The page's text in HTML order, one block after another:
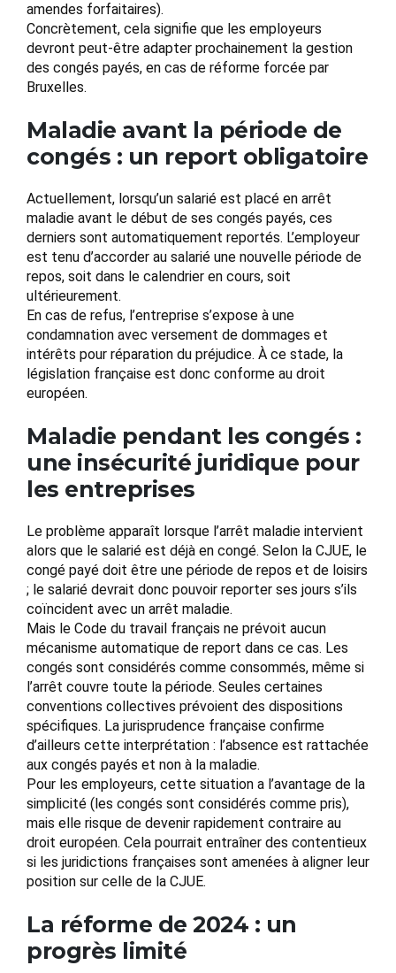
amendes forfaitaires).
Concrètement, cela signifie que les employeurs
devront peut-être adapter prochainement la gestion
des congés payés, en cas de réforme forcée par
Bruxelles.
Maladie avant la période de
congés : un report obligatoire
Actuellement, lorsqu’un salarié est placé en arrêt
maladie avant le début de ses congés payés, ces
derniers sont automatiquement reportés. L’employeur
est tenu d’accorder au salarié une nouvelle période de
repos, soit dans le calendrier en cours, soit
ultérieurement.
En cas de refus, l’entreprise s’expose à une
condamnation avec versement de dommages et
intérêts pour réparation du préjudice. À ce stade, la
législation française est donc conforme au droit
européen.
Maladie pendant les congés :
une insécurité juridique pour
les entreprises
Le problème apparaît lorsque l’arrêt maladie intervient
alors que le salarié est déjà en congé. Selon la CJUE, le
congé payé doit être une période de repos et de loisirs
; le salarié devrait donc pouvoir reporter ses jours s’ils
coïncident avec un arrêt maladie.
Mais le Code du travail français ne prévoit aucun
mécanisme automatique de report dans ce cas. Les
congés sont considérés comme consommés, même si
l’arrêt couvre toute la période. Seules certaines
conventions collectives prévoient des dispositions
spécifiques. La jurisprudence française confirme
d’ailleurs cette interprétation : l’absence est rattachée
aux congés payés et non à la maladie.
Pour les employeurs, cette situation a l’avantage de la
simplicité (les congés sont considérés comme pris),
mais elle risque de devenir rapidement contraire au
droit européen. Cela pourrait entraîner des contentieux
si les juridictions françaises sont amenées à aligner leur
position sur celle de la CJUE.
La réforme de 2024 : un
progrès limité